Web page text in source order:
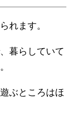
れます。
暮らしていて
ぶところはほ